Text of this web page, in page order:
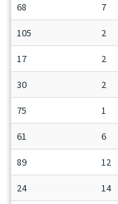
68 7
105 2
17 2
30 2
75 1
61 6
89 12
24 14